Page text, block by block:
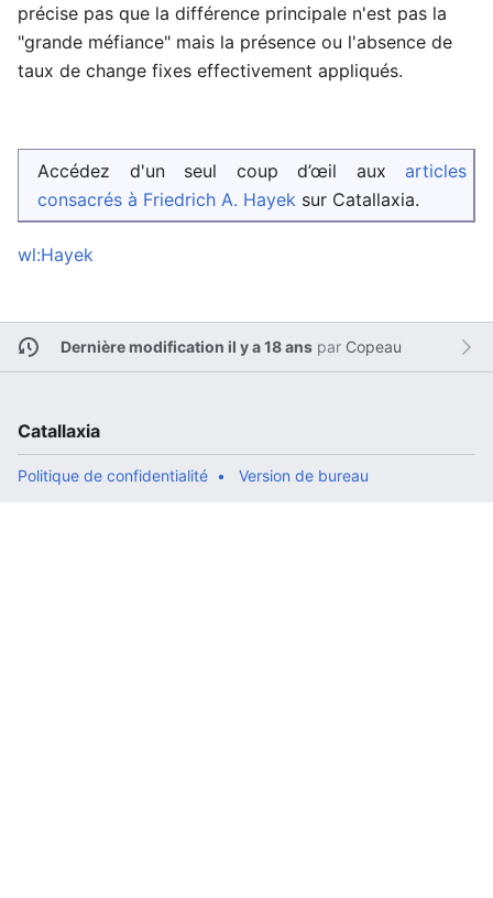
précise pas que la différence principale n'est pas la
"grande méfiance" mais la présence ou l'absence de
taux de change fixes effectivement appliqués.
Accédez d'un seul coup d’œil aux articles
consacrés à Friedrich A. Hayek sur Catallaxia.
wl:Hayek
Dernière modification il y a 18 anspar Copeau
Catallaxia
Politique de confidentialité Version de bureau